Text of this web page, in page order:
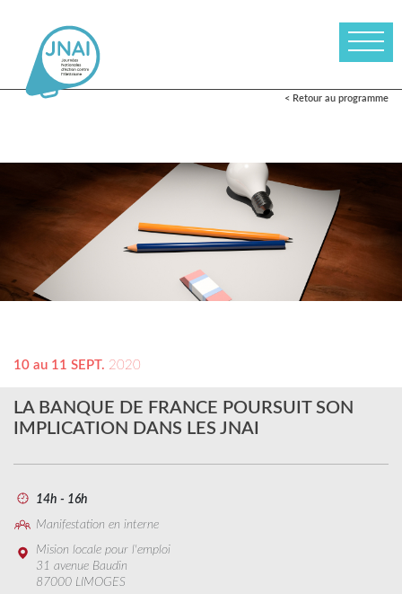
< Retour au programme
10 au 11 SEPT. 2020
LA BANQUE DE FRANCE POURSUIT SON
IMPLICATION DANS LES JNAI
14h - 16h
Manifestation en interne
Mision locale pour l'emploi
31 avenue Baudin
87000 LIMOGES